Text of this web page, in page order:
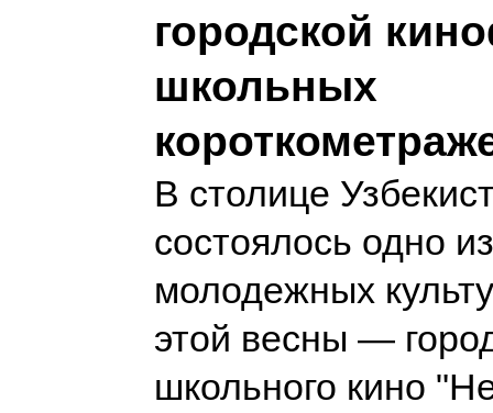
городской
школьных
В столице
состоялось одно
молодежных
этой весны —
школьного кино